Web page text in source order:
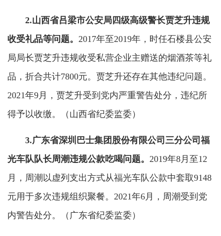
2.山西省吕梁市公安局四级高级警长贾芝升违规
收受礼品等问题。 2017年至2019年，时任石楼县公安
局局长贾芝升违规收受私营企业主赠送的烟酒茶等礼
品，折合共计7800元。贾芝升还存在其他违纪问题。
2021年9月，贾芝升受到党内严重警告处分，违纪所
得予以收缴。（山西省纪委监委）
3.广东省深圳巴士集团股份有限公司三分公司福
光车队队长周潮违规公款吃喝问题。 2019年8月至12
月，周潮以虚列支出方式从福光车队公款中套取9148
元用于多次违规组织聚餐。2021年6月，周潮受到党
内警告处分。（广东省纪委监委）